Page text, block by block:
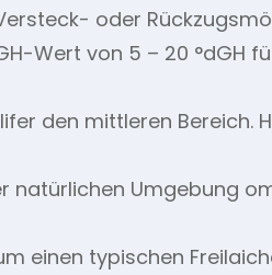
oder
Wert von 5 – 20
den mittleren
Umgebung
einen typischen